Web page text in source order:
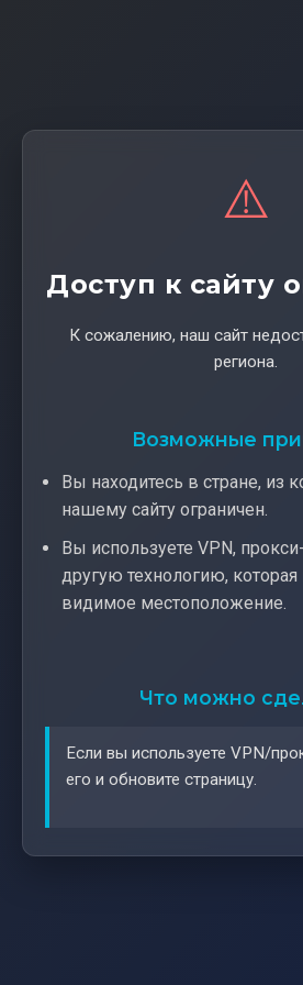
⚠️
Доступ к сайту
К сожалению, наш сайт
региона.
Возможные
Вы находитесь в стране, из
нашему сайту ограничен.
Вы используете VPN,
другую технологию,
видимое местоположение.
Что можно
Если вы используете VPN/
его и обновите страницу.